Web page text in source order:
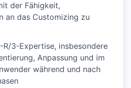
der Fähigkeit,
an das Customizing zu
R/3-Expertise, insbesondere
Anpassung und im
während und nach